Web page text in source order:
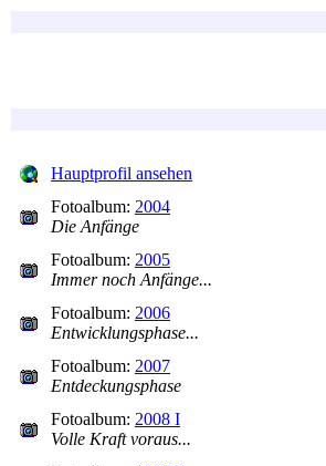
Hauptprofil ansehen
Fotoalbum: 2004
Die Anfänge
Fotoalbum: 2005
Immer noch Anfänge...
Fotoalbum: 2006
Entwicklungsphase...
Fotoalbum: 2007
Entdeckungsphase
Fotoalbum: 2008 I
Volle Kraft voraus...